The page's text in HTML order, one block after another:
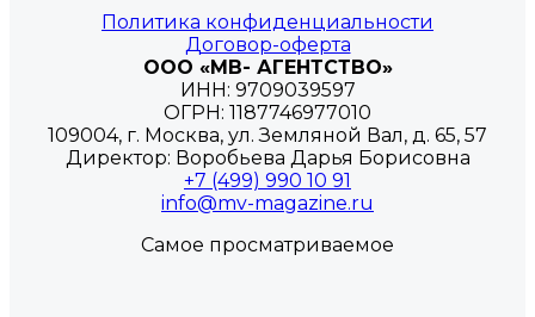
Политика конфиденциальности
Договор-оферта
ООО «МВ- АГЕНТСТВО»
ИНН: 9709039597
ОГРН: 1187746977010
109004, г. Москва, ул. Земляной Вал, д. 65, 57
Директор: Воробьева Дарья Борисовна
+7 (499) 990 10 91
info@mv-magazine.ru
Самое просматриваемое